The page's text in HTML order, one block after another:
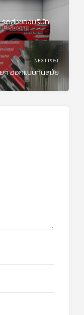
ถส่งของบริษัท
NEXT POST
ๆ ออกแบบทันสมัย